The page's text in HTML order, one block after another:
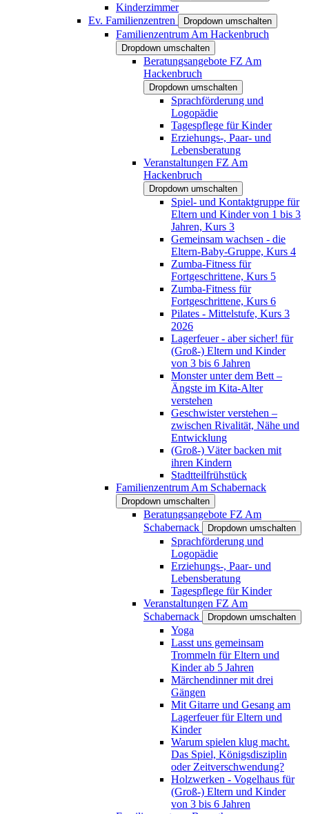
Kinderzimmer
Ev. Familienzentren
Dropdown umschalten
Familienzentrum Am Hackenbruch
Dropdown umschalten
Beratungsangebote FZ Am
Hackenbruch
Dropdown umschalten
Sprachförderung und
Logopädie
Tagespflege für Kinder
Erziehungs-, Paar- und
Lebensberatung
Veranstaltungen FZ Am
Hackenbruch
Dropdown umschalten
Spiel- und Kontaktgruppe für
Eltern und Kinder von 1 bis 3
Jahren, Kurs 3
Gemeinsam wachsen - die
Eltern-Baby-Gruppe, Kurs 4
Zumba-Fitness für
Fortgeschrittene, Kurs 5
Zumba-Fitness für
Fortgeschrittene, Kurs 6
Pilates - Mittelstufe, Kurs 3
2026
Lagerfeuer - aber sicher! für
(Groß-) Eltern und Kinder
von 3 bis 6 Jahren
Monster unter dem Bett –
Ängste im Kita-Alter
verstehen
Geschwister verstehen –
zwischen Rivalität, Nähe und
Entwicklung
(Groß-) Väter backen mit
ihren Kindern
Stadtteilfrühstück
Familienzentrum Am Schabernack
Dropdown umschalten
Beratungsangebote FZ Am
Schabernack
Dropdown umschalten
Sprachförderung und
Logopädie
Erziehungs-, Paar- und
Lebensberatung
Tagespflege für Kinder
Veranstaltungen FZ Am
Schabernack
Dropdown umschalten
Yoga
Lasst uns gemeinsam
Trommeln für Eltern und
Kinder ab 5 Jahren
Märchendinner mit drei
Gängen
Mit Gitarre und Gesang am
Lagerfeuer für Eltern und
Kinder
Warum spielen klug macht.
Das Spiel, Königsdisziplin
oder Zeitverschwendung?
Holzwerken - Vogelhaus für
(Groß-) Eltern und Kinder
von 3 bis 6 Jahren